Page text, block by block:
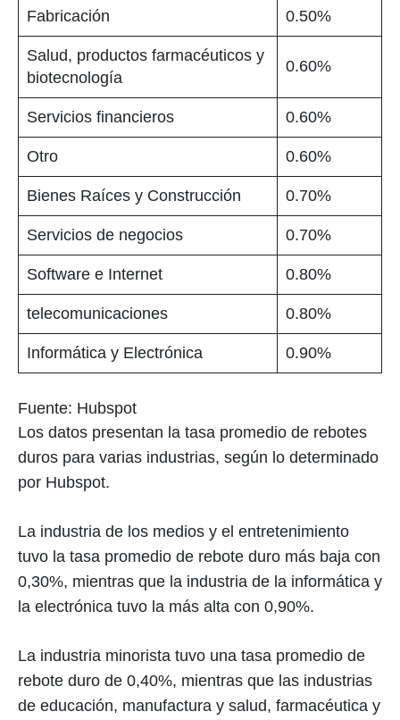
Fabricación 0.50%
Salud, productos farmacéuticos y
biotecnología
0.60%
Servicios financieros 0.60%
Otro 0.60%
Bienes Raíces y Construcción 0.70%
Servicios de negocios 0.70%
Software e Internet 0.80%
telecomunicaciones 0.80%
Informática y Electrónica 0.90%
Fuente: Hubspot
Los datos presentan la tasa promedio de rebotes
duros para varias industrias, según lo determinado
por Hubspot.
La industria de los medios y el entretenimiento
tuvo la tasa promedio de rebote duro más baja con
0,30%, mientras que la industria de la informática y
la electrónica tuvo la más alta con 0,90%.
La industria minorista tuvo una tasa promedio de
rebote duro de 0,40%, mientras que las industrias
de educación, manufactura y salud, farmacéutica y